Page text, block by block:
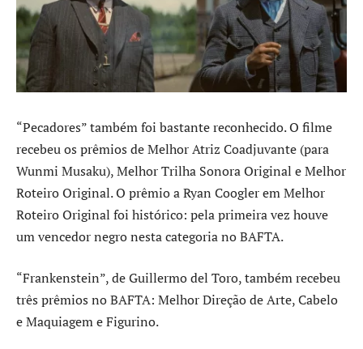
“Pecadores” também foi bastante reconhecido. O filme
recebeu os prêmios de Melhor Atriz Coadjuvante (para
Wunmi Musaku), Melhor Trilha Sonora Original e Melhor
Roteiro Original. O prêmio a Ryan Coogler em Melhor
Roteiro Original foi histórico: pela primeira vez houve
um vencedor negro nesta categoria no BAFTA.
“Frankenstein”, de Guillermo del Toro, também recebeu
três prêmios no BAFTA: Melhor Direção de Arte, Cabelo
e Maquiagem e Figurino.